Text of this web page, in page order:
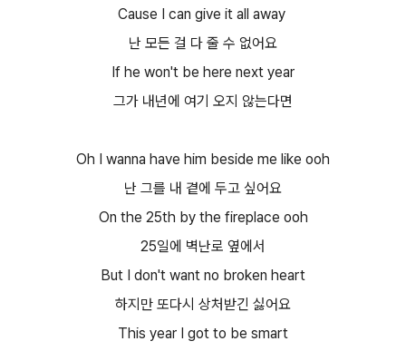
Cause I can give it all away
난 모든 걸 다 줄 수 없어요​
If he won't be here next year
그가 내년에 여기 오지 않는다면​
Oh I wanna have him beside me like ooh
난 그를 내 곁에 두고 싶어요​
On the 25th by the fireplace ooh
25일에 벽난로 옆에서​
But I don't want no broken heart
하지만 또다시 상처받긴 싫어요​
This year I got to be smart